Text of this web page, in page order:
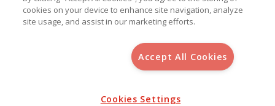
, S.L.U.(B-64405731) c/ San Norberto
Aviso Legal
Política de Cookies
cookies on your device to enhance site navigation, analyze
site usage, and assist in our marketing efforts.
Accept All Cookies
Cookies Settings